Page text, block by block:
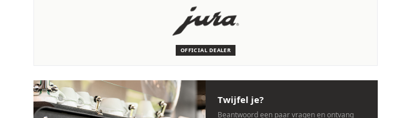
OFFICIAL DEALER
Twijfel je?
Beantwoord een paar vragen en ontvang